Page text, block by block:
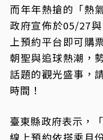
而年年熱搶的「熱
政府宣佈於05/27
上預約平台即可購
朝聖與追球熱潮，
話題的觀光盛事，
時間！
臺東縣政府表示，
線上預約依搭乘月